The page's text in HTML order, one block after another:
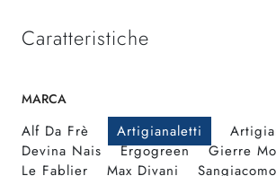
Caratteristiche
MARCA
Alf Da Frè Artigianaletti
Devina Nais
Ergogreen
Gierre
Le Fablier
Max Divani Sangiacomo